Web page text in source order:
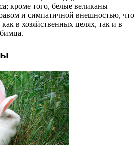
кроме того, белые великаны
и симпатичной внешностью, что
в хозяйственных целях, так и в